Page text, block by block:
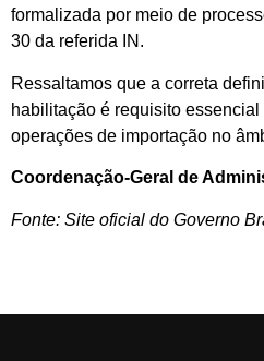
formalizada por meio de
30 da referida IN.
Ressaltamos que a correta
habilitação é requisito
operações de importação no
Coordenação-Geral de
Fonte: Site oficial do Governo